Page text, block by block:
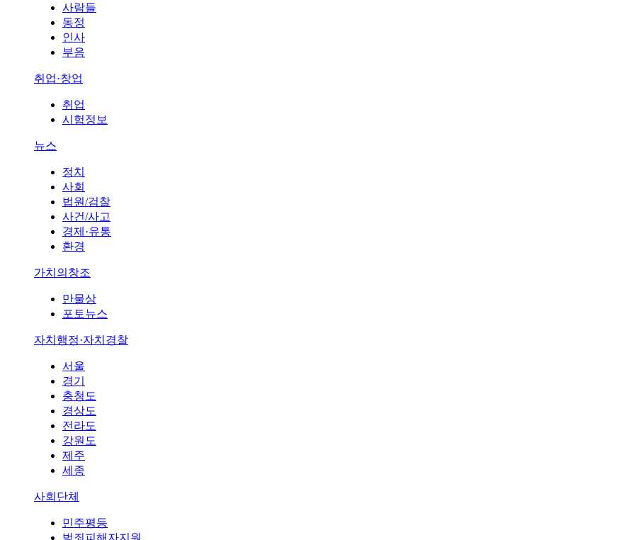
사람들
동정
인사
부음
취업·창업
취업
시험정보
뉴스
정치
사회
법원/검찰
사건/사고
경제·유통
환경
가치의창조
만물상
포토뉴스
자치행정·자치경찰
서울
경기
충청도
경상도
전라도
강원도
제주
세종
사회단체
민주평등
범죄피해자지원